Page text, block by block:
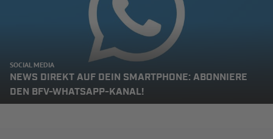
SOCIAL MEDIA
NEWS DIREKT AUF DEIN SMARTPHONE: ABONNIERE
DEN BFV-WHATSAPP-KANAL!